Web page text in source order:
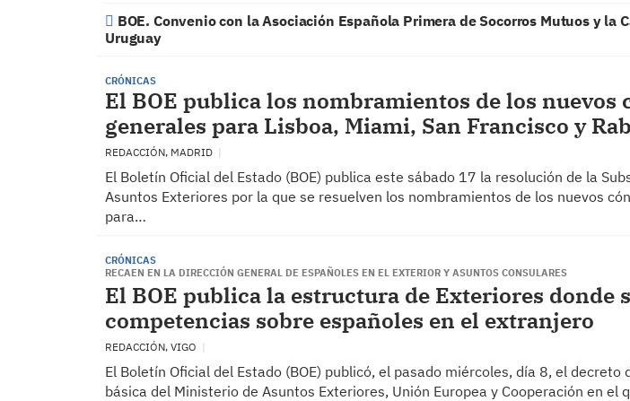
BOE. Convenio con la Asociación Española Primera de Socorros Mutuos y la
Uruguay
CRÓNICAS
El BOE publica los nombramientos de los nuevos
generales para Lisboa, Miami, San Francisco y
REDACCIÓN, MADRID
El Boletín Oficial del Estado (BOE) publica este sábado 17 la resolución de la
Asuntos Exteriores por la que se resuelven los nombramientos de los nuevos
para…
CRÓNICAS
RECAEN EN LA DIRECCIÓN GENERAL DE ESPAÑOLES EN EL EXTERIOR Y ASUNTOS CONSULARES
El BOE publica la estructura de Exteriores donde
competencias sobre españoles en el extranjero
REDACCIÓN, VIGO
El Boletín Oficial del Estado (BOE) publicó, el pasado miércoles, día 8, el decreto
básica del Ministerio de Asuntos Exteriores, Unión Europea y Cooperación en el